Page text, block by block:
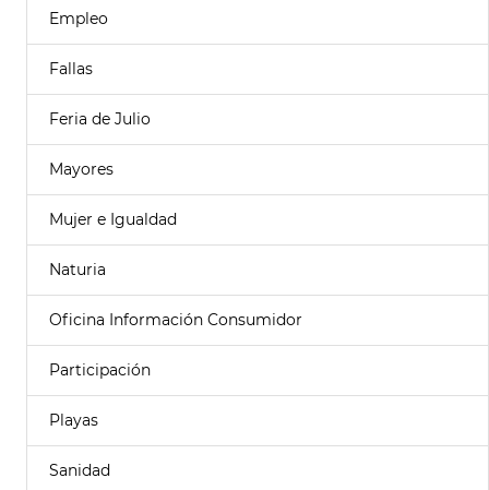
Empleo
Fallas
Feria de Julio
Mayores
Mujer e Igualdad
Naturia
Oficina Información Consumidor
Participación
Playas
Sanidad